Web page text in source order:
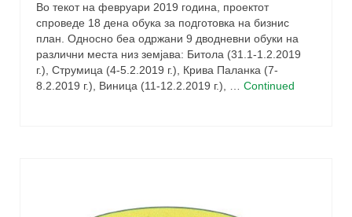
Во текот на февруари 2019 година, проектот
спроведе 18 дена обука за подготовка на бизнис
план. Односно беа одржани 9 дводневни обуки на
различни места низ земјава: Битола (31.1-1.2.2019
г.), Струмица (4-5.2.2019 г.), Крива Паланка (7-
8.2.2019 г.), Виница (11-12.2.2019 г.), … Continued